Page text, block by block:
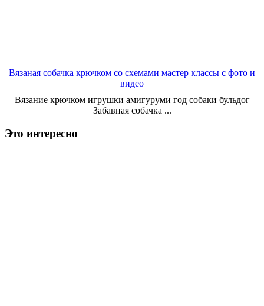
Вязаная собачка крючком со схемами мастер классы с фото и
видео
Вязание крючком игрушки амигуруми год собаки бульдог
Забавная собачка ...
Это интересно